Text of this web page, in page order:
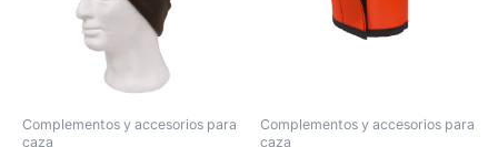
Complementos y accesorios para
caza
Complementos y accesorios para
caza